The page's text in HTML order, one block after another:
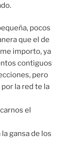
pocos
que el de
importo, ya
contiguos
pero
la red te la
el
gansa de los